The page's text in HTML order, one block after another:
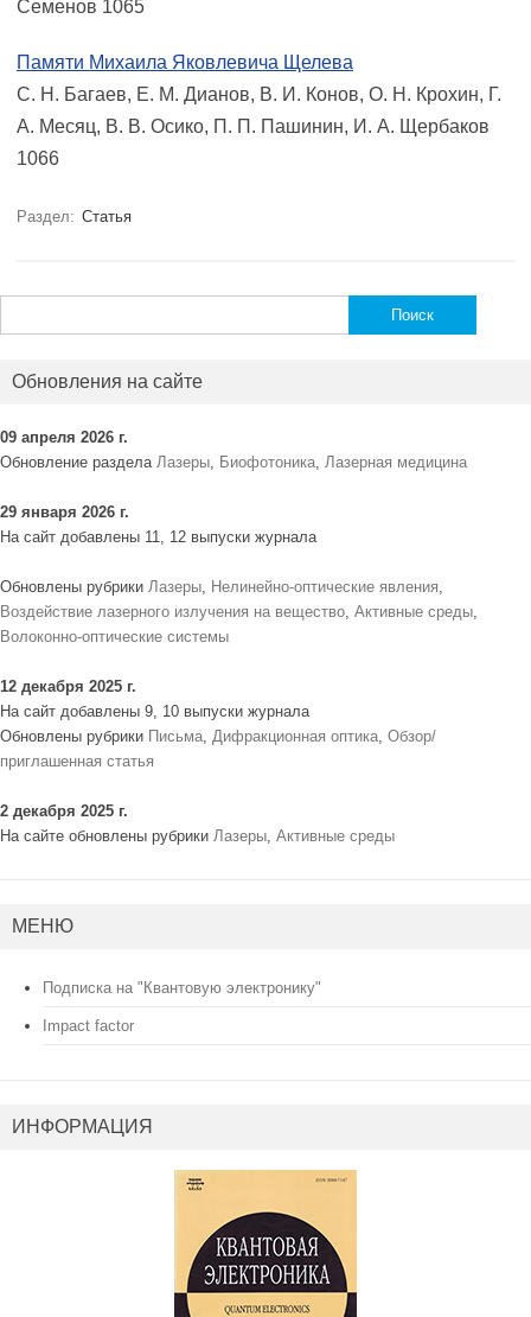
Семенов 1065
Памяти Михаила Яковлевича Щелева
С. Н. Багаев, Е. М. Дианов, В. И. Конов, О. Н. Крохин, Г.
А. Месяц, В. В. Осико, П. П. Пашинин, И. А. Щербаков
1066
Раздел: Статья
Обновления на сайте
09 апреля 2026 г.
Обновление раздела Лазеры, Биофотоника, Лазерная медицина
29 января 2026 г.
На сайт добавлены 11, 12 выпуски журнала
Обновлены рубрики Лазеры, Нелинейно-оптические явления,
Воздействие лазерного излучения на вещество, Активные среды,
Волоконно-оптические системы
12 декабря 2025 г.
На сайт добавлены 9, 10 выпуски журнала
Обновлены рубрики Письма, Дифракционная оптика, Обзор/
приглашенная статья
2 декабря 2025 г.
На сайте обновлены рубрики Лазеры, Активные среды
МЕНЮ
Подписка на "Квантовую электронику"
Impact factor
ИНФОРМАЦИЯ